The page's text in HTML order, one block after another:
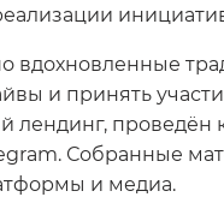
вдохновленные
и принять
проведён
Собранные
и медиа.